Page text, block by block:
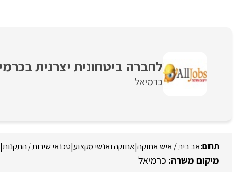
לחברה ביטחונית יצרנית
כרמיאל
אב בית / איש אחזקה|אחזקה ואנשי מקצוע|טכנאי שירות / התקנות|
כרמיאל